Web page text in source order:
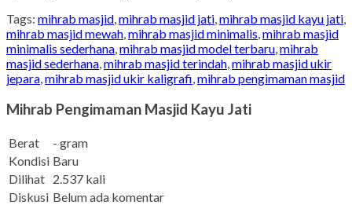
Tags: mihrab masjid,mihrab masjid jati,mihrab masjid kayu jati,
mihrab masjid mewah,mihrab masjid minimalis,mihrab masjid
minimalis sederhana,mihrab masjid model terbaru,mihrab
masjid sederhana,mihrab masjid terindah,mihrab masjid ukir
jepara,mihrab masjid ukir kaligrafi,mihrab pengimaman masjid
Mihrab Pengimaman Masjid Kayu Jati
Berat
- gram
Kondisi Baru
Dilihat 2.537 kali
Diskusi Belum ada komentar